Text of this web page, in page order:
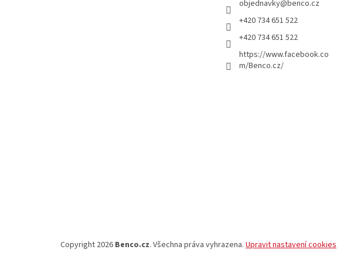
objednavky@benco.cz
+420 734 651 522
+420 734 651 522
https://www.facebook.co
m/Benco.cz/
Copyright 2026 Benco.cz. Všechna práva vyhrazena. Upravit nastavení cookies